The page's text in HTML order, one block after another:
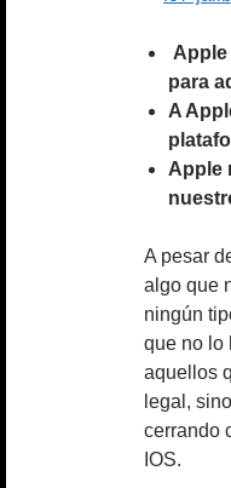
Apple
para
A
Apple
A pesar
algo que
ningún
que no lo
aquellos
legal,
cerrando
IOS.